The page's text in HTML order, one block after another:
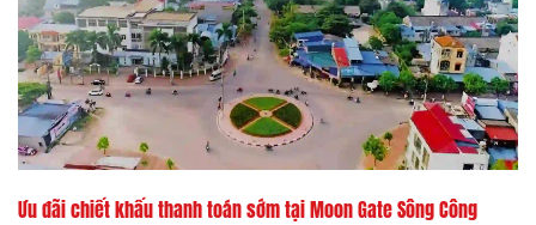
Ưu đãi chiết khấu thanh toán sớm tại Moon Gate Sông Công